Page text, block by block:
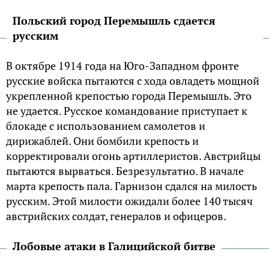
Польский город Перемышль сдается
русским
В октябре 1914 года на Юго-Западном фронте
русские войска пытаются с хода овладеть мощной
укрепленной крепостью города Перемышль. Это
не удается. Русское командование приступает к
блокаде с использованием самолетов и
дирижаблей. Они бомбили крепость и
корректировали огонь артиллеристов. Австрийцы
пытаются вырваться. Безрезультатно. В начале
марта крепость пала. Гарнизон сдался на милость
русским. Этой милости ожидали более 140 тысяч
австрийских солдат, генералов и офицеров.
Лобовые атаки в Галицийской битве